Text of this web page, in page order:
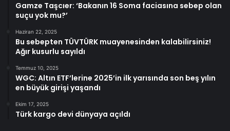
Gamze Taşcıer: ‘Bakanın 16 Soma faciasına sebep olan
suçu yok mu?’
Haziran 22, 2025
Bu sebepten TÜVTÜRK muayenesinden kalabilirsiniz!
Ağır kusurlu sayıldı
Temmuz 10, 2025
WGC: Altın ETF’lerine 2025’in ilk yarısında son beş yılın
en büyük girişi yaşandı
Ekim 17, 2025
Türk kargo devi dünyaya açıldı